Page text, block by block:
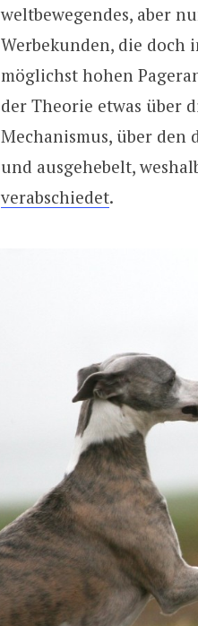
weltbewegendes, aber
Werbekunden, die doch
möglichst hohen
der Theorie etwas über
Mechanismus, über
und ausgehebelt,
verabschiedet.